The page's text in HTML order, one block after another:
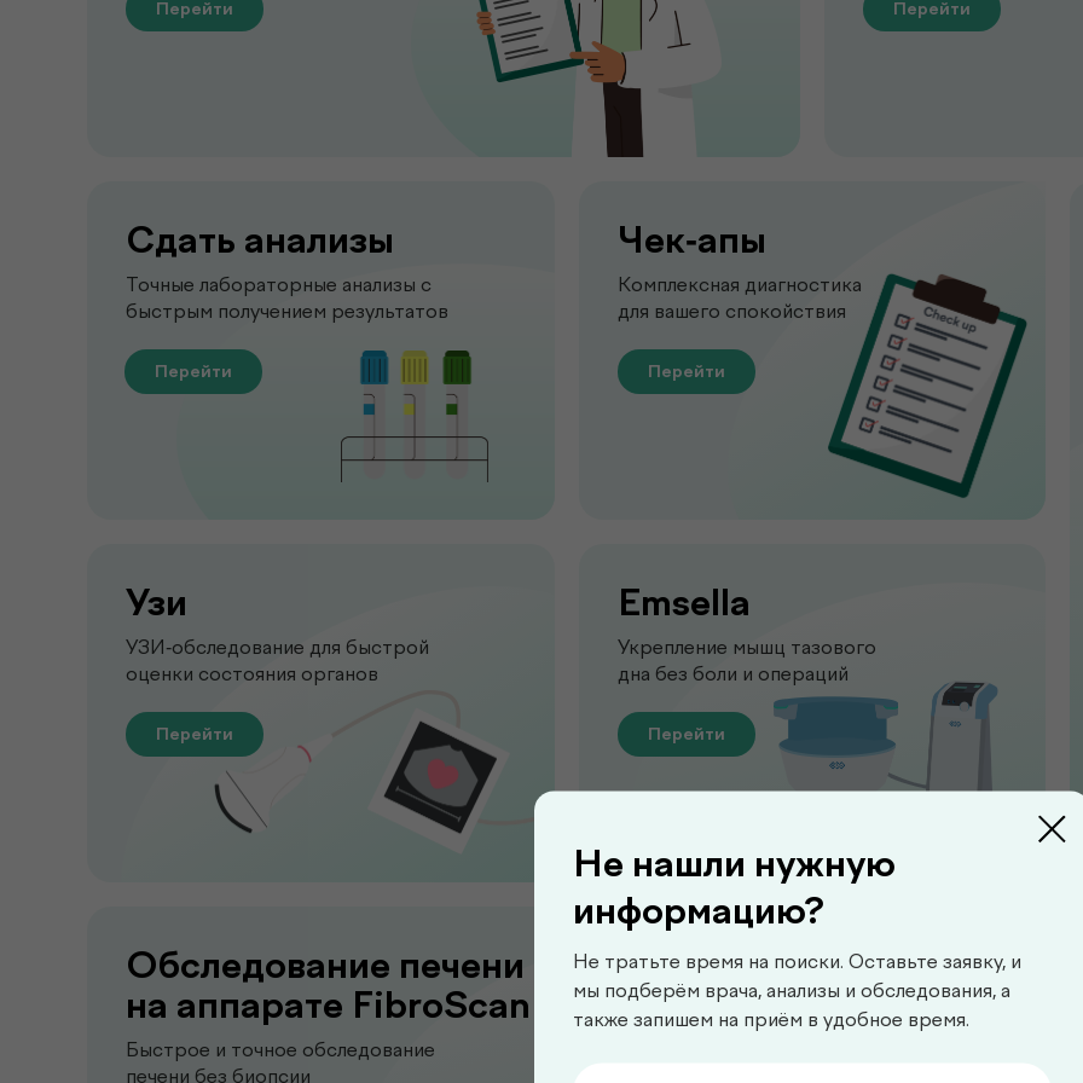
Сдать анализы
Точные лабораторные анализы с
быстрым получением результатов
Чек-апы
Комплексная диагностика
для вашего спокойствия
Узи
УЗИ-обследование для быстрой
оценки состояния органов
Emsella
Укрепление мышц тазового
дна без боли и операций
Обследование печени
на аппарате FibroScan
Быстрое и точное обследование
печени без биопсии
Диагностика функций
для выявления
Перейти
Перейти
Перейти
Перейти Перейти
Перейти
Не нашли нужную
информацию?
Не тратьте время на поиски. Оставьте заявку, и
мы подберём врача, анализы и обследования, а
также запишем на приём в удобное время.